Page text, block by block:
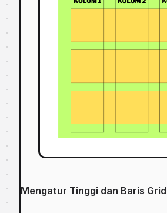
Mengatur Tinggi dan Baris Grid